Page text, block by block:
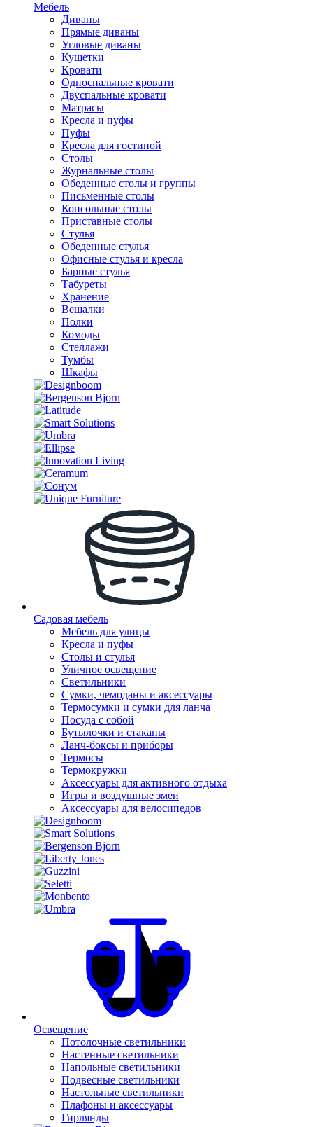
Мебель
Диваны
Прямые диваны
Угловые диваны
Кушетки
Кровати
Односпальные кровати
Двуспальные кровати
Матрасы
Кресла и пуфы
Пуфы
Кресла для гостиной
Столы
Журнальные столы
Обеденные столы и группы
Письменные столы
Консольные столы
Приставные столы
Стулья
Обеденные стулья
Офисные стулья и кресла
Барные стулья
Табуреты
Хранение
Вешалки
Полки
Комоды
Стеллажи
Тумбы
Шкафы
Садовая мебель
Мебель для улицы
Кресла и пуфы
Столы и стулья
Уличное освещение
Светильники
Сумки, чемоданы и аксессуары
Термосумки и сумки для ланча
Посуда с собой
Бутылочки и стаканы
Ланч-боксы и приборы
Термосы
Термокружки
Аксессуары для активного отдыха
Игры и воздушные змеи
Аксессуары для велосипедов
Освещение
Потолочные светильники
Настенные светильники
Напольные светильники
Подвесные светильники
Настольные светильники
Плафоны и аксессуары
Гирлянды